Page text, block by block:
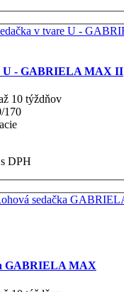
U - GABRIELA MAX II
10 týždňov
170
s DPH
GABRIELA MAX